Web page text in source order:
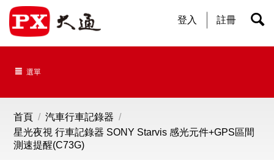
登入 註冊
選單
首頁 / 汽車行車記錄器 /
星光夜視 行車記錄器 SONY Starvis 感光元件+GPS區間
測速提醒(C73G)